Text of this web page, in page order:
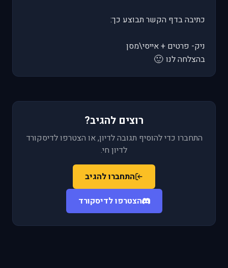
כתיבה בדף הקשר תבוצע כך:
ניק- פרטים + אייסי\מסן
בהצלחה לנו 🙂
רוצים להגיב?
התחברו כדי להוסיף תגובה לדיון, או הצטרפו לדיסקורד
לדיון חי.
התחברו להגיב
הצטרפו לדיסקורד